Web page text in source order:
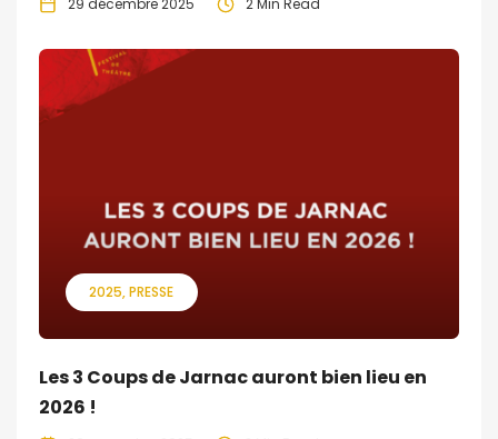
2025 PRESSE
Les 3 Coups de Jarnac auront bien lieu en
2026 !